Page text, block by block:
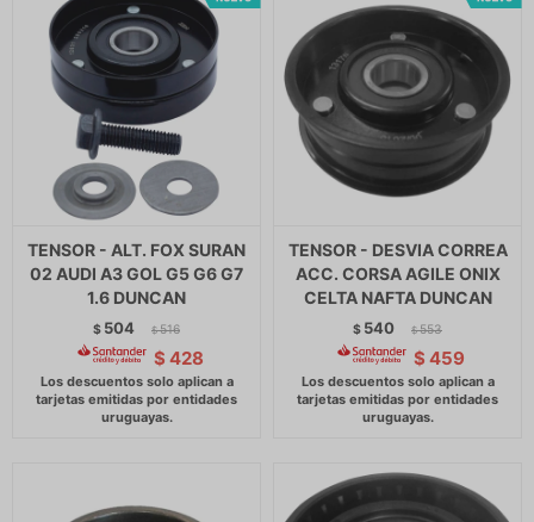
TENSOR - ALT. FOX SURAN
02 AUDI A3 GOL G5 G6 G7
1.6 DUNCAN
$ 504 $ 516
$ 428
TENSOR - DESVIA CORREA
ACC. CORSA AGILE ONIX
CELTA NAFTA DUNCAN
$ 540 $ 553
$ 459